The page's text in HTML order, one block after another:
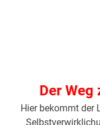
Der Weg
Hier bekommt der